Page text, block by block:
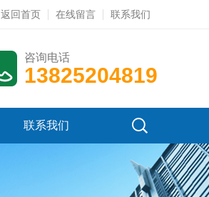
返回首页 在线留言 联系我们
咨询电话
13825204819
联系我们